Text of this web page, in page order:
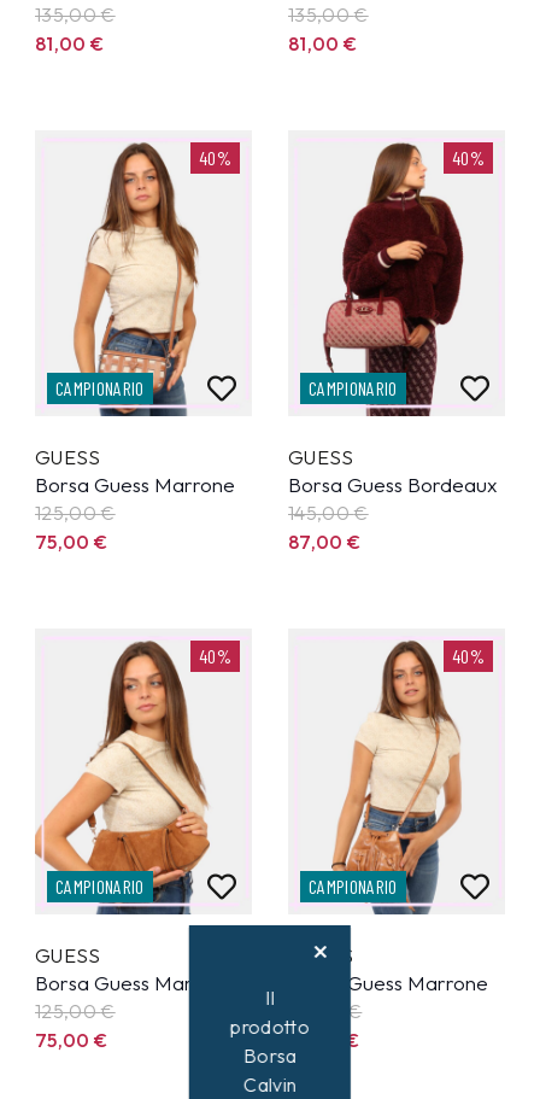
135,00€
81,00€
135,00€
81,00€
40%
CAMPIONARIO
GUESS
Borsa Guess Marrone
125,00€
75,00€
40%
CAMPIONARIO
GUESS
Borsa Guess Bordeaux
145,00€
87,00€
40%
CAMPIONARIO
GUESS
Borsa Guess Marrone
125,00€
75,00€
40%
CAMPIONARIO
GUESS
Borsa Guess Marrone
€
57,00
€
Il
prodotto
Borsa
Calvin